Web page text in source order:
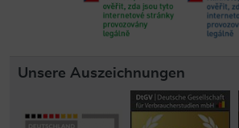
Unsere Auszeichnungen